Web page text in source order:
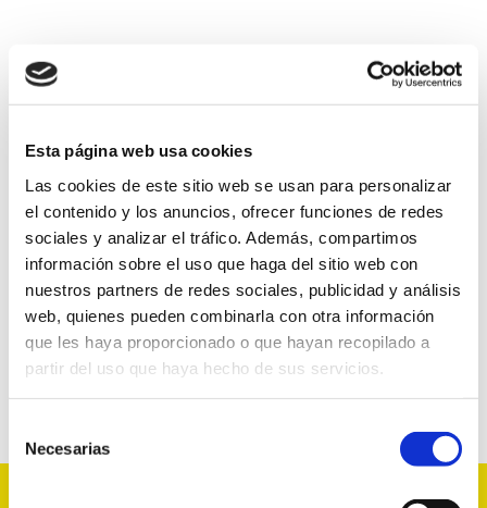
Esta página web usa cookies
Las cookies de este sitio web se usan para personalizar
el contenido y los anuncios, ofrecer funciones de redes
sociales y analizar el tráfico. Además, compartimos
información sobre el uso que haga del sitio web con
nuestros partners de redes sociales, publicidad y análisis
web, quienes pueden combinarla con otra información
que les haya proporcionado o que hayan recopilado a
partir del uso que haya hecho de sus servicios.
Necesarias